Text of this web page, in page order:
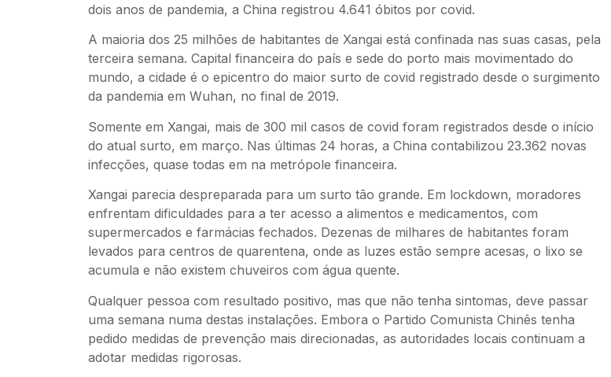
dois anos de pandemia, a China registrou 4.641 óbitos por covid.
A maioria dos 25 milhões de habitantes de Xangai está confinada nas suas casas, pela
terceira semana. Capital financeira do país e sede do porto mais movimentado do
mundo, a cidade é o epicentro do maior surto de covid registrado desde o surgimento
da pandemia em Wuhan, no final de 2019.
Somente em Xangai, mais de 300 mil casos de covid foram registrados desde o início
do atual surto, em março. Nas últimas 24 horas, a China contabilizou 23.362 novas
infecções, quase todas em na metrópole financeira.
Xangai parecia despreparada para um surto tão grande. Em lockdown, moradores
enfrentam dificuldades para a ter acesso a alimentos e medicamentos, com
supermercados e farmácias fechados. Dezenas de milhares de habitantes foram
levados para centros de quarentena, onde as luzes estão sempre acesas, o lixo se
acumula e não existem chuveiros com água quente.
Qualquer pessoa com resultado positivo, mas que não tenha sintomas, deve passar
uma semana numa destas instalações. Embora o Partido Comunista Chinês tenha
pedido medidas de prevenção mais direcionadas, as autoridades locais continuam a
adotar medidas rigorosas.